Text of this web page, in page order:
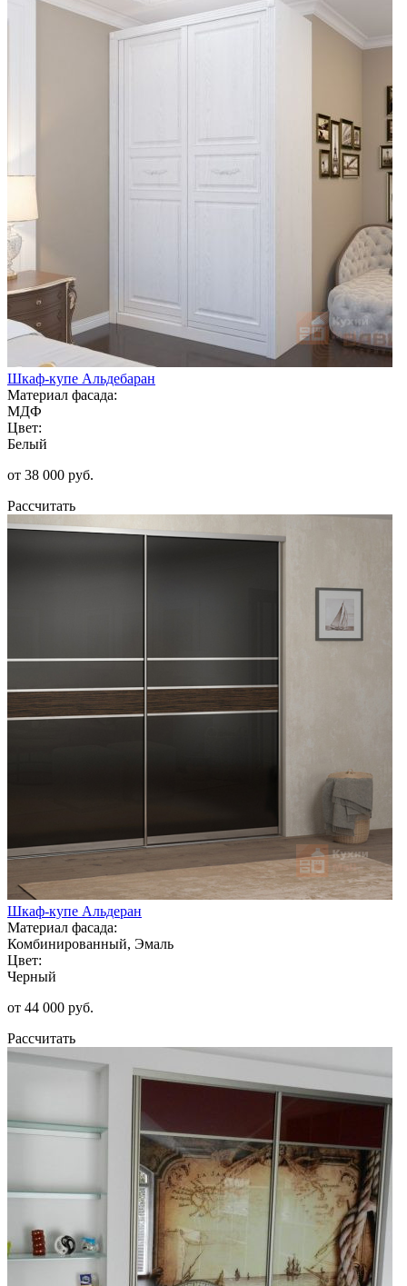
Шкаф-купе Альдебаран
Материал фасада:
МДФ
Цвет:
Белый
от 38 000 руб.
Рассчитать
Шкаф-купе Альдеран
Материал фасада:
Комбинированный, Эмаль
Цвет:
Черный
от 44 000 руб.
Рассчитать